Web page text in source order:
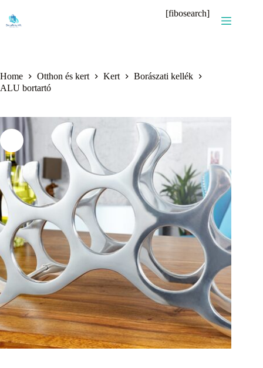
content
[fibosearch]
Home Otthon és kert Kert
Borászati kellék
ALU bortartó